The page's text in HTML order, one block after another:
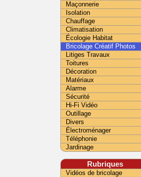
Maçonnerie
Isolation
Chauffage
Climatisation
Écologie Habitat
Bricolage Créatif Photos
Litiges Travaux
Toitures
Décoration
Matériaux
Alarme
Sécurité
Hi-Fi Vidéo
Outillage
Divers
Électroménager
Téléphonie
Jardinage
Rubriques
Vidéos de bricolage